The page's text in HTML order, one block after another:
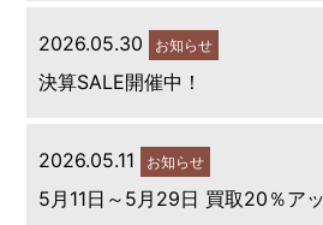
2026.05.30 お知らせ
決算SALE開催中！
2026.05.11 お知らせ
5月11日～5月29日 買取20％ア